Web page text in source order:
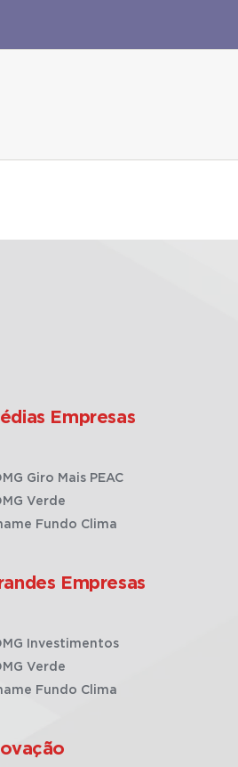
Empresas
Giro Mais PEAC
Verde
Fundo Clima
Empresas
Investimentos
Verde
Fundo Clima